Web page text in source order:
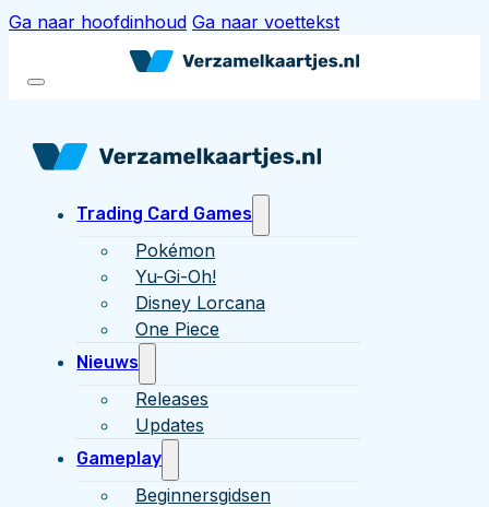
Ga naar hoofdinhoud Ga naar voettekst
Trading Card Games
Pokémon
Yu-Gi-Oh!
Disney Lorcana
One Piece
Nieuws
Releases
Updates
Gameplay
Beginnersgidsen